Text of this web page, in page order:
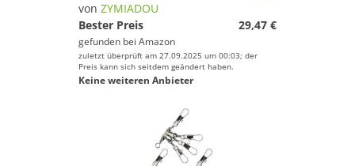
von ZYMIADOU
Bester Preis
29,47 €
gefunden bei Amazon
zuletzt überprüft am 27.09.2025 um 00:03; der
Preis kann sich seitdem geändert haben.
Keine weiteren Anbieter